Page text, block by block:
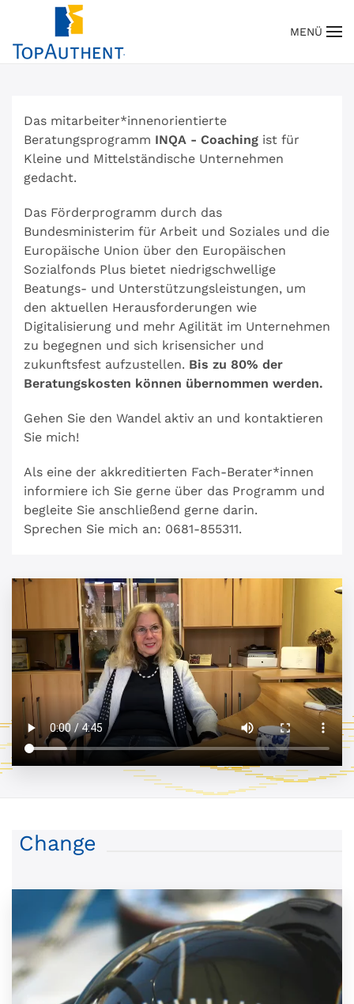
Zum Hauptinhalt springen
MENÜ
Das mitarbeiter*innenorientierte
Beratungsprogramm INQA - Coaching ist für
Kleine und Mittelständische Unternehmen
gedacht.
Das Förderprogramm durch das
Bundesministerim für Arbeit und Soziales und die
Europäische Union über den Europäischen
Sozialfonds Plus bietet niedrigschwellige
Beatungs- und Unterstützungsleistungen, um
den aktuellen Herausforderungen wie
Digitalisierung und mehr Agilität im Unternehmen
zu begegnen und sich krisensicher und
zukunftsfest aufzustellen. Bis zu 80% der
Beratungskosten können übernommen werden.
Gehen Sie den Wandel aktiv an und kontaktieren
Sie mich!
Als eine der akkreditierten Fach-Berater*innen
informiere ich Sie gerne über das Programm und
begleite Sie anschließend gerne darin.
Sprechen Sie mich an: 0681-855311.
Change